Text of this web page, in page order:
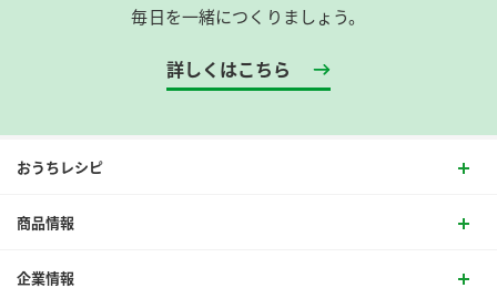
毎日を一緒につくりましょう。
詳しくはこちら
おうちレシピ
商品情報
企業情報